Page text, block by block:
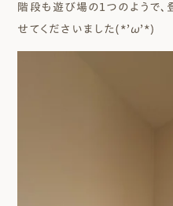
階段も遊び場の１つのようで
せてくださいました(*’ω’*)